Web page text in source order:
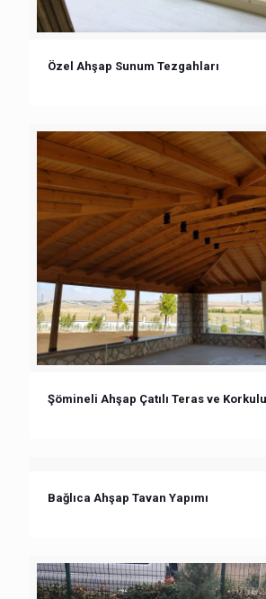
Özel Ahşap Sunum Tezgahları
Şömineli Ahşap Çatılı Teras ve
Bağlıca Ahşap Tavan Yapımı